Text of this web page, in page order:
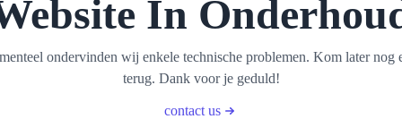
In
ondervinden wij enkele technische problemen. Kom later nog
terug. Dank voor je geduld!
contact us